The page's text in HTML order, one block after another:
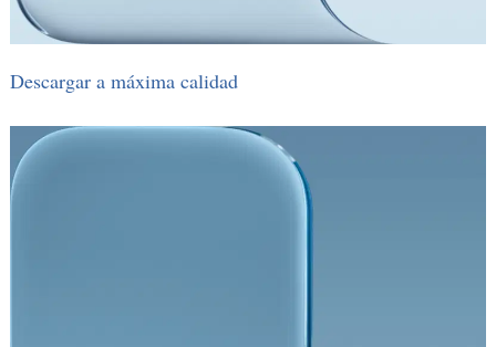
Descargar a máxima calidad